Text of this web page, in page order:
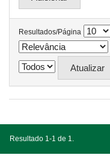
Resultados/Página
Resultado 1-1 de 1.